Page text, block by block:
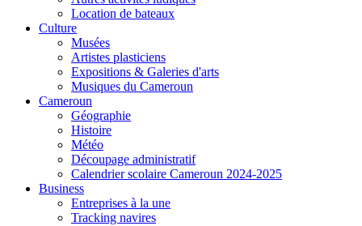
Location de bateaux
Culture
Musées
Artistes plasticiens
Expositions & Galeries d'arts
Musiques du Cameroun
Cameroun
Géographie
Histoire
Météo
Découpage administratif
Calendrier scolaire Cameroun 2024-2025
Business
Entreprises à la une
Tracking navires